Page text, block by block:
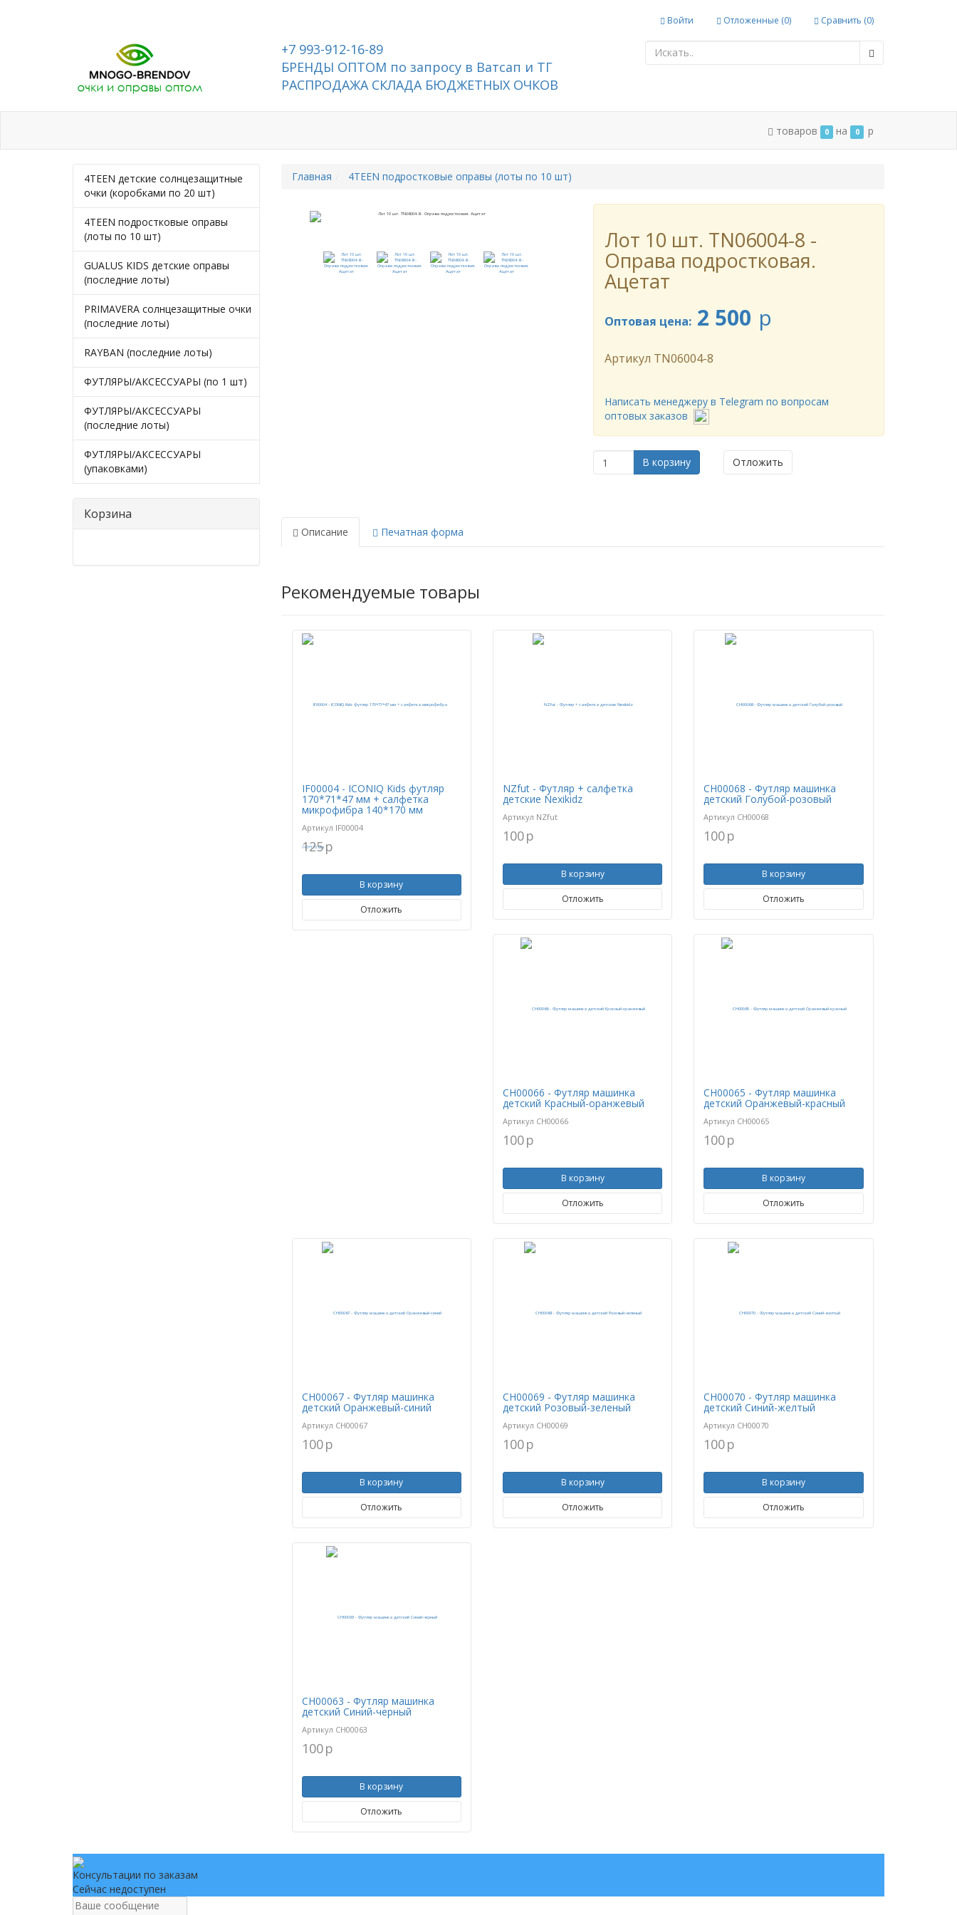
Войти Отложенные (0) Сравнить (0)
+7 993-912-16-89
БРЕНДЫ ОПТОМ по запросу в Ватсап и ТГ
РАСПРОДАЖА СКЛАДА БЮДЖЕТНЫХ ОЧКОВ
товаров 0 на 0 p
4TEEN детские солнцезащитные
очки (коробками по 20 шт)
4TEEN подростковые оправы
(лоты по 10 шт)
GUALUS KIDS детские оправы
(последние лоты)
PRIMAVERA солнцезащитные очки
(последние лоты)
RAYBAN (последние лоты)
ФУТЛЯРЫ/АКСЕССУАРЫ (по 1 шт)
ФУТЛЯРЫ/АКСЕССУАРЫ
(последние лоты)
ФУТЛЯРЫ/АКСЕССУАРЫ
(упаковками)
Корзина
Главная 4TEEN подростковые оправы (лоты по 10 шт)
Лот 10 шт. TN06004-8 -
Оправа подростковая.
Ацетат
Оптовая цена: 2 500 p
Артикул TN06004-8
Написать менеджеру в Telegram по вопросам
оптовых заказов
В корзину Отложить
Описание Печатная форма
Рекомендуемые товары
IF00004 - ICONIQ Kids футляр
170*71*47 мм + салфетка
микрофибра 140*170 мм
Артикул IF00004
125p
В корзину
Отложить
NZfut - Футляр + салфетка
детские Nexikidz
Артикул NZfut
100p
В корзину
Отложить
CH00068 - Футляр машинка
детский Голубой-розовый
Артикул CH00068
100p
В корзину
Отложить
CH00066 - Футляр машинка
детский Красный-оранжевый
Артикул CH00066
100p
В корзину
Отложить
CH00065 - Футляр машинка
детский Оранжевый-красный
Артикул CH00065
100p
В корзину
Отложить
CH00067 - Футляр машинка
детский Оранжевый-синий
Артикул CH00067
100p
В корзину
Отложить
CH00069 - Футляр машинка
детский Розовый-зеленый
Артикул CH00069
100p
В корзину
Отложить
CH00070 - Футляр машинка
детский Синий-желтый
Артикул CH00070
100p
В корзину
Отложить
CH00063 - Футляр машинка
детский Синий-черный
Артикул CH00063
100p
В корзину
Отложить
Консультации по заказам
Сейчас недоступен